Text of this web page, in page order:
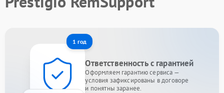
1 год
Ответственность с гарантией
Оформляем гарантию сервиса —
условия зафиксированы в договоре
и понятны заранее.